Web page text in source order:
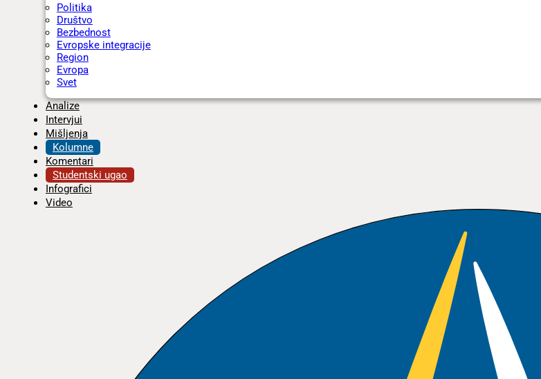
Politika
Društvo
Bezbednost
Evropske integracije
Region
Evropa
Svet
Analize
Intervjui
Mišljenja
Kolumne
Komentari
Studentski ugao
Infografici
Video